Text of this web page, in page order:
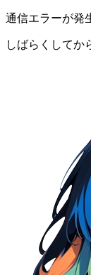
通信エラーが発
しばらくしてか